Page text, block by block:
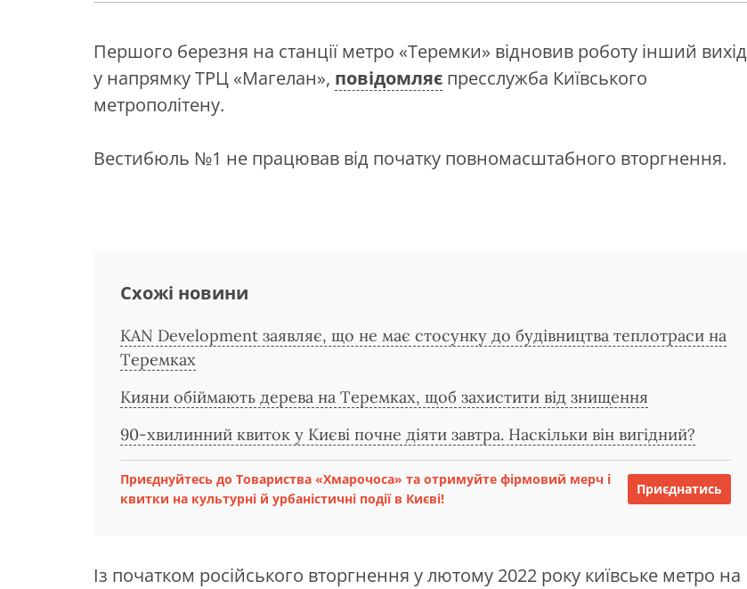
Першого березня на станції метро «Теремки» відновив роботу інший вихід
у напрямку ТРЦ «Магелан», повідомляє пресслужба Київського
метрополітену.
Вестибюль №1 не працював від початку повномасштабного вторгнення.
Схожі новини
KAN Development заявляє, що не має стосунку до будівництва теплотраси на
Теремках
Кияни обіймають дерева на Теремках, щоб захистити від знищення
90-хвилинний квиток у Києві почне діяти завтра. Наскільки він вигідний?
Приєднуйтесь до Товариства «Хмарочоса» та отримуйте фірмовий мерч і
квитки на культурні й урбаністичні події в Києві!
Приєднатись
Із початком російського вторгнення у лютому 2022 року київське метро на